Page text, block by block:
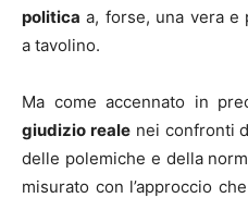
politica a, forse, una vera e
a tavolino.
Ma come accennato in
giudizio realenei confronti
delle polemiche e della
misurato con l’approccio